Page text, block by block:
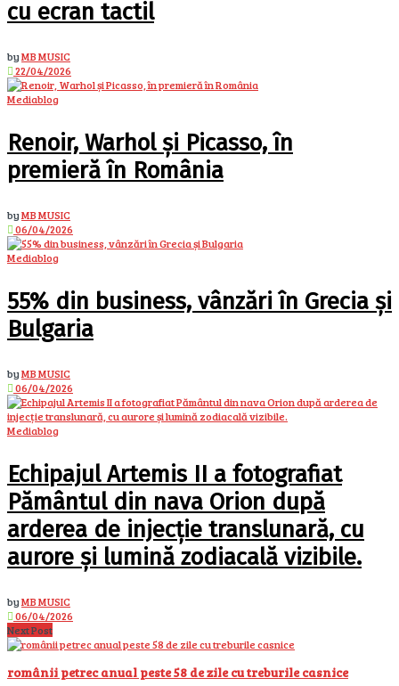
cu ecran tactil
byMB MUSIC
22/04/2026
Mediablog
Renoir, Warhol și Picasso, în
premieră în România
byMB MUSIC
06/04/2026
Mediablog
55% din business, vânzări în Grecia și
Bulgaria
byMB MUSIC
06/04/2026
Mediablog
Echipajul Artemis II a fotografiat
Pământul din nava Orion după
arderea de injecție translunară, cu
aurore și lumină zodiacală vizibile.
byMB MUSIC
06/04/2026
Next Post
românii petrec anual peste 58 de zile cu treburile casnice